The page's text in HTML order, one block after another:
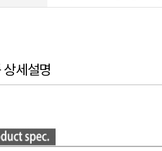
상세설명